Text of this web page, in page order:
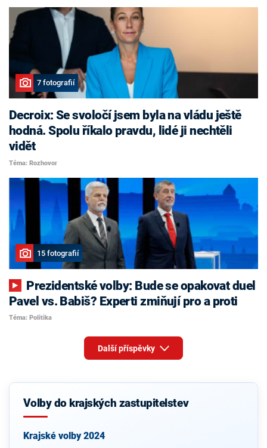
7 fotografií
Decroix: Se svoločí jsem byla na vládu ještě
hodná. Spolu říkalo pravdu, lidé ji nechtěli
vidět
Téma: Rozhovor
15 fotografií
Pavel vs. Babiš? Experti zmiňují pro a proti
Téma: Politika
Další příspěvky
Volby do krajských zastupitelstev
Krajské volby 2024